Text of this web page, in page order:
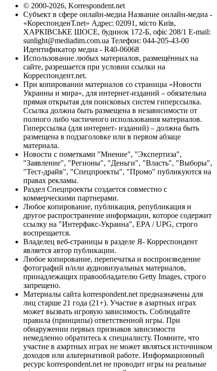
© 2000-2026, Korrespondent.net
Субъект в сфере онлайн-медиа Название онлайн-медиа -
«КореспонденТ.net» Адрес: 02091, місто Київ,
ХАРКІВСЬКЕ ШОСЕ, будинок 172-Б, офіс 208/1 E-mail:
sunlight@mediadim.com.ua Телефон: 044-205-43-00
Идентификатор медиа - R40-06068
Использование любых материалов, размещённых на
сайте, разрешается при условии ссылки на
Корреспондент.net.
При копировании материалов со страницы «Новости
Украины и мира», для интернет-изданий – обязательна
прямая открытая для поисковых систем гиперссылка.
Ссылка должна быть размещена в независимости от
полного либо частичного использования материалов.
Гиперссылка (для интернет- изданий) – должна быть
размещена в подзаголовке или в первом абзаце
материала.
Новости с пометками "Мнение", "Экспертиза",
"Заявление", "Регионы", "Деньги", "Власть", "Выборы",
"Тест-драйв", "Спецпроекты", "Промо" публикуются на
правах рекламы.
Раздел Спецпроекты создается совместно с
коммерческими партнерами.
Любое копирование, публикация, републикация и
другое распространение информации, которое содержит
ссылку на "Интерфакс-Украина", EPA / UPG, строго
воспрещается.
Владелец веб-страницы в разделе Я- Корреспондент
является автор публикации.
Любое копирование, перепечатка и воспроизведение
фотографий и/или аудиовизуальных материалов,
принадлежащих правообладателю Getty Images, строго
запрещено.
Материалы сайта korrespondent.net предназначены для
лиц старше 21 года (21+). Участие в азартных играх
может вызвать игровую зависимость. Соблюдайте
правила (принципы) ответственной игры. При
обнаружении первых признаков зависимости
немедленно обратитесь к специалисту. Помните, что
участие в азартных играх не может являться источником
доходов или альтернативой работе. Информационный
ресурс korrespondent.net не проводит игры на реальные